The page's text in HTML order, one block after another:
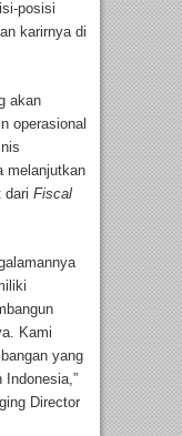
posisi
karirnya di
akan
operasional
melanjutkan
dari Fiscal
Kami
yang
Director